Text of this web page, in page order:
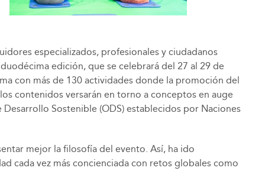
especializados, profesionales y ciudadanos
edición, que se celebrará del 27 al 29 de
con más de 130 actividades donde la promoción del
contenidos versarán en torno a conceptos en auge
Sostenible (ODS) establecidos por Naciones
mejor la filosofía del evento. Así, ha ido
cada vez más concienciada con retos globales como